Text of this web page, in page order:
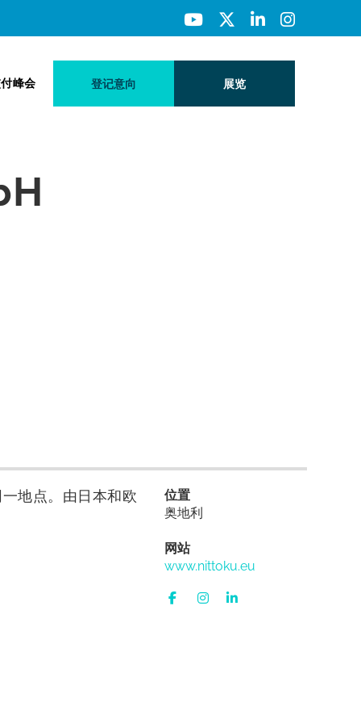
峰会 登记意向 展览
地点。由日本和欧
位置
奥地利
网站
www.nittoku.eu